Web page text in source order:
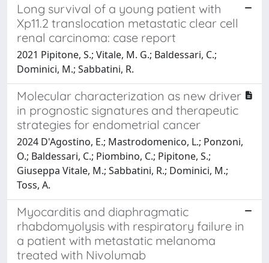
Long survival of a young patient with
Xp11.2 translocation metastatic clear cell
renal carcinoma: case report
2021 Pipitone, S.; Vitale, M. G.; Baldessari, C.;
Dominici, M.; Sabbatini, R.
Molecular characterization as new driver
in prognostic signatures and therapeutic
strategies for endometrial cancer
2024 D'Agostino, E.; Mastrodomenico, L.; Ponzoni,
O.; Baldessari, C.; Piombino, C.; Pipitone, S.;
Giuseppa Vitale, M.; Sabbatini, R.; Dominici, M.;
Toss, A.
Myocarditis and diaphragmatic
rhabdomyolysis with respiratory failure in
a patient with metastatic melanoma
treated with Nivolumab